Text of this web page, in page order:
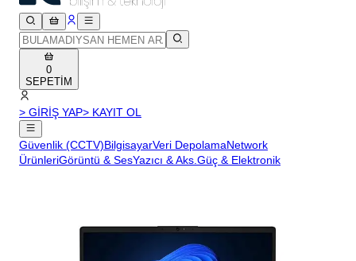
0
SEPETİM
> GİRİŞ YAP> KAYIT OL
Güvenlik (CCTV)BilgisayarVeri DepolamaNetwork
ÜrünleriGörüntü & SesYazıcı & Aks.Güç & Elektronik